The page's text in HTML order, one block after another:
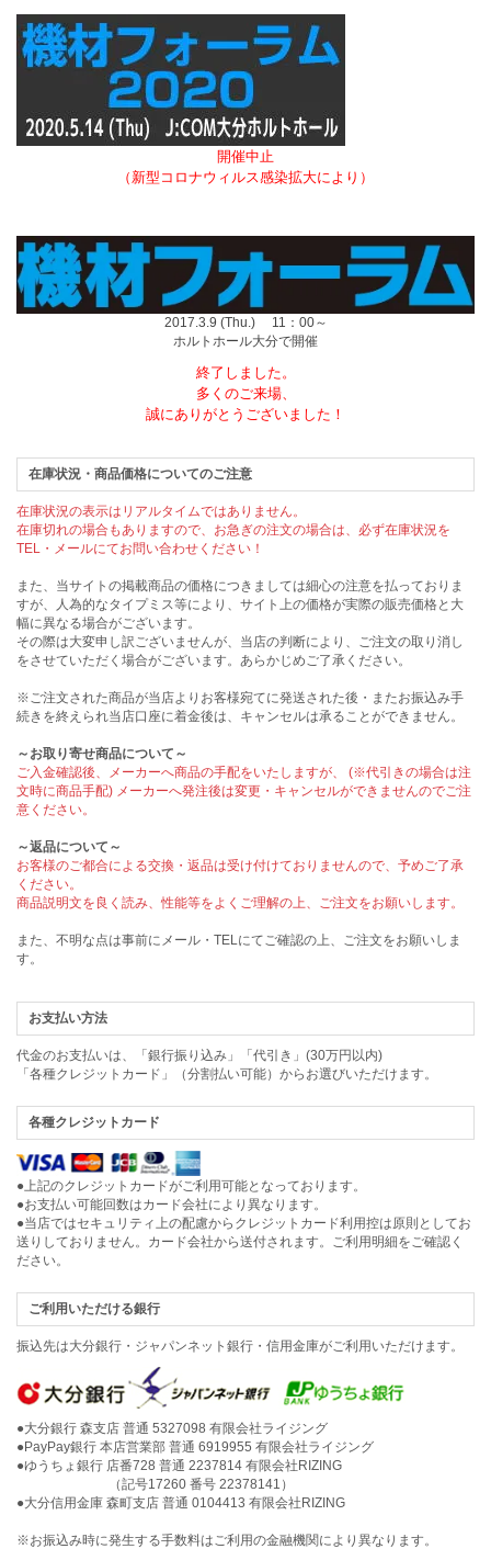
開催中止
（新型コロナウィルス感染拡大により）
2017.3.9 (Thu.) 11：00～
ホルトホール大分で開催
終了しました。
多くのご来場、
誠にありがとうございました！
在庫状況・商品価格についてのご注意
在庫状況の表示はリアルタイムではありません。
在庫切れの場合もありますので、お急ぎの注文の場合は、必ず在庫状況を
TEL・メールにてお問い合わせください！
また、当サイトの掲載商品の価格につきましては細心の注意を払っておりま
すが、人為的なタイプミス等により、サイト上の価格が実際の販売価格と大
幅に異なる場合がございます。
その際は大変申し訳ございませんが、当店の判断により、ご注文の取り消し
をさせていただく場合がございます。あらかじめご了承ください。
※ご注文された商品が当店よりお客様宛てに発送された後・またお振込み手
続きを終えられ当店口座に着金後は、キャンセルは承ることができません。
～お取り寄せ商品について～
ご入金確認後、メーカーへ商品の手配をいたしますが、 (※代引きの場合は注
文時に商品手配) メーカーへ発注後は変更・キャンセルができませんのでご注
意ください。
～返品について～
お客様のご都合による交換・返品は受け付けておりませんので、予めご了承
ください。
商品説明文を良く読み、性能等をよくご理解の上、ご注文をお願いします。
また、不明な点は事前にメール・TELにてご確認の上、ご注文をお願いしま
す。
お支払い方法
代金のお支払いは、「銀行振り込み」「代引き」(30万円以内)
「各種クレジットカード」（分割払い可能）からお選びいただけます。
各種クレジットカード
●上記のクレジットカードがご利用可能となっております。
●お支払い可能回数はカード会社により異なります。
●当店ではセキュリティ上の配慮からクレジットカード利用控は原則としてお
送りしておりません。カード会社から送付されます。ご利用明細をご確認く
ださい。
ご利用いただける銀行
振込先は大分銀行・ジャパンネット銀行・信用金庫がご利用いただけます。
●大分銀行 森支店 普通 5327098 有限会社ライジング
●PayPay銀行 本店営業部 普通 6919955 有限会社ライジング
●ゆうちょ銀行 店番728 普通 2237814 有限会社RIZING
（記号17260 番号 22378141）
●大分信用金庫 森町支店 普通 0104413 有限会社RIZING
※お振込み時に発生する手数料はご利用の金融機関により異なります。